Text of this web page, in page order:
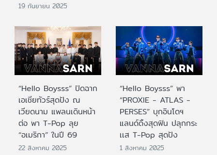
19 กันยายน 2025
“Hello Boysss” ปิดฉาก
เอเชียทัวร์สุดปัง ณ
เวียดนาม แพลนเดินหน้า
ต่อ พา T-Pop ลุย
“อเมริกา” ในปี 69
22 สิงหาคม 2025
“Hello Boysss” พา
“PROXIE - ATLAS -
PERSES” บุกอินโดฯ
แลนด์ดิ้งสุดฟิน ปลุกกระ
เเส T-Pop สุดปัง
1 สิงหาคม 2025